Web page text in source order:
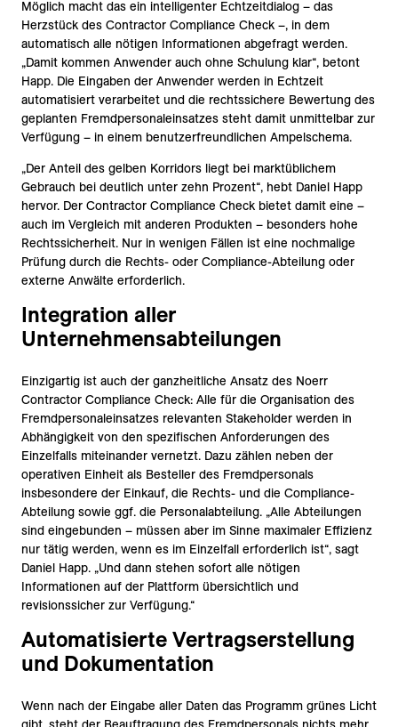
Möglich macht das ein intelligenter Echtzeitdialog – das
Herzstück des Contractor Compliance Check –, in dem
automatisch alle nötigen Informationen abgefragt werden.
„Damit kommen Anwender auch ohne Schulung klar“, betont
Happ. Die Eingaben der Anwender werden in Echtzeit
automatisiert verarbeitet und die rechtssichere Bewertung des
geplanten Fremdpersonaleinsatzes steht damit unmittelbar zur
Verfügung – in einem benutzerfreundlichen Ampelschema.
„Der Anteil des gelben Korridors liegt bei marktüblichem
Gebrauch bei deutlich unter zehn Prozent“, hebt Daniel Happ
hervor. Der Contractor Compliance Check bietet damit eine –
auch im Vergleich mit anderen Produkten – besonders hohe
Rechtssicherheit. Nur in wenigen Fällen ist eine nochmalige
Prüfung durch die Rechts- oder Compliance-Abteilung oder
externe Anwälte erforderlich.
Integration aller
Unternehmensabteilungen
Einzigartig ist auch der ganzheitliche Ansatz des Noerr
Contractor Compliance Check: Alle für die Organisation des
Fremdpersonaleinsatzes relevanten Stakeholder werden in
Abhängigkeit von den spezifischen Anforderungen des
Einzelfalls miteinander vernetzt. Dazu zählen neben der
operativen Einheit als Besteller des Fremdpersonals
insbesondere der Einkauf, die Rechts- und die Compliance-
Abteilung sowie ggf. die Personalabteilung. „Alle Abteilungen
sind eingebunden – müssen aber im Sinne maximaler Effizienz
nur tätig werden, wenn es im Einzelfall erforderlich ist“, sagt
Daniel Happ. „Und dann stehen sofort alle nötigen
Informationen auf der Plattform übersichtlich und
revisionssicher zur Verfügung.“
Automatisierte Vertragserstellung
und Dokumentation
Wenn nach der Eingabe aller Daten das Programm grünes Licht